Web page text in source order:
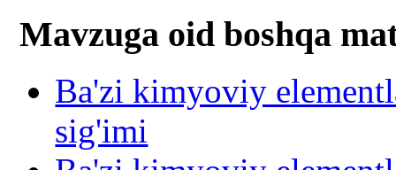
Mavzuga oid boshqa
Ba'zi kimyoviy
sig'imi